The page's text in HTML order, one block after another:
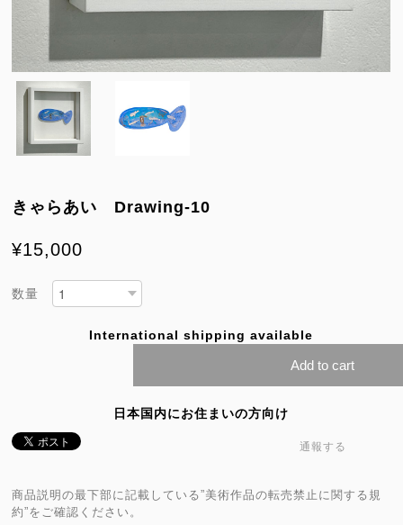
きゃらあい Drawing-10
¥15,000
数量
International shipping available
Add to cart
日本国内にお住まいの方向け
通報する
商品説明の最下部に記載している”美術作品の転売禁止に関する規
約”をご確認ください。